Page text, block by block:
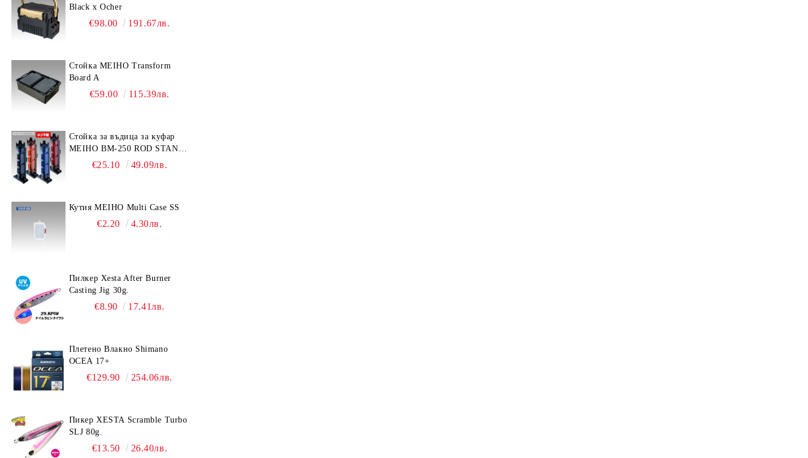
Black x Ocher
€98.00 191.67лв.
Стойка MEIHO Transform
Board A
€59.00 115.39лв.
Стойка за въдица за куфар
MEIHO BM-250 ROD STAND
-Light Blue/Black color
€25.10 49.09лв.
Кутия MEIHO Multi Case SS
€2.20 4.30лв.
Пилкер Xesta After Burner
Casting Jig 30g.
€8.90 17.41лв.
Плетено Влакно Shimano
OCEA 17+
€129.90 254.06лв.
Пикер XESTA Scramble Turbo
SLJ 80g.
€13.50 26.40лв.